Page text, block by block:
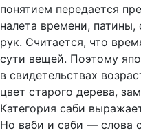
понятием передается
налета времени,
рук. Считается, что
сути вещей. Поэтому
в свидетельствах
цвет старого дерева,
Категория саби
Но ваби и саби — слова